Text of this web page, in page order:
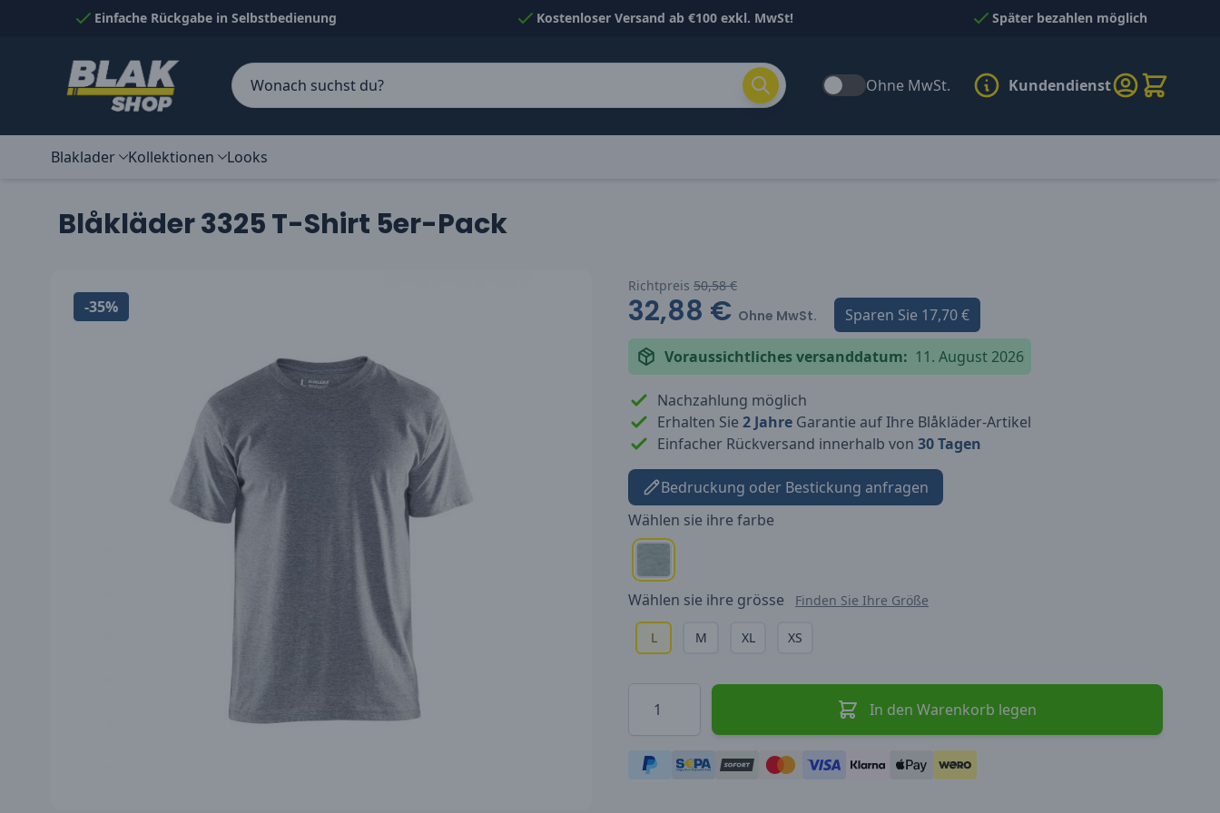
Skip to ContentEinfache Rückgabe in Selbstbedienung Kostenloser Versand ab €100 exkl. MwSt! Später bezahlen möglich
Ohne MwSt. Kundendienst
Blaklader Kollektionen Looks
Blåkläder 3325 T-Shirt 5er-Pack
-35%
Richtpreis 50,58 €
32,88 € Ohne MwSt. Sparen Sie 17,70 €
Voraussichtliches versanddatum: 11. August 2026
Nachzahlung möglich
Erhalten Sie 2 Jahre Garantie auf Ihre Blåkläder-Artikel
Einfacher Rückversand innerhalb von 30 Tagen
Bedruckung oder Bestickung anfragen
Wählen sie ihre farbe
Wählen sie ihre grösse Finden Sie Ihre Größe
L M XL XS
In den Warenkorb legen